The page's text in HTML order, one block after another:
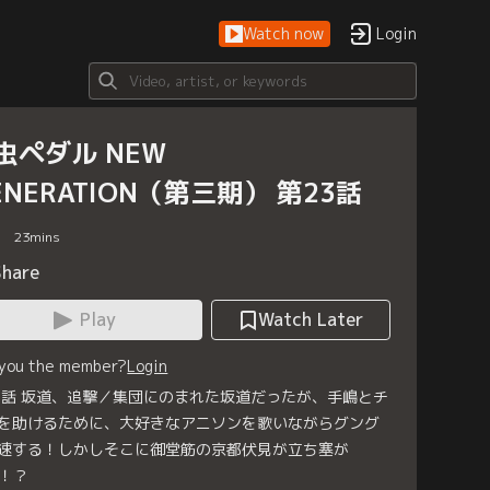
Watch now Login
ペダル NEW
（第三期） 第23話
23mins
Play
Watch Later
the member?Login
坂道、追撃／集団にのまれた坂道だったが、手嶋とチ
助けるために、大好きなアニソンを歌いながらグング
する！しかしそこに御堂筋の京都伏見が立ち塞が
？